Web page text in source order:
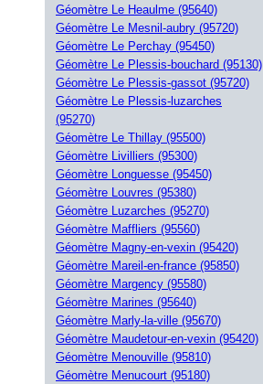
Géomètre Le Heaulme (95640)
Géomètre Le Mesnil-aubry (95720)
Géomètre Le Perchay (95450)
Géomètre Le Plessis-bouchard (95130)
Géomètre Le Plessis-gassot (95720)
Géomètre Le Plessis-luzarches
(95270)
Géomètre Le Thillay (95500)
Géomètre Livilliers (95300)
Géomètre Longuesse (95450)
Géomètre Louvres (95380)
Géomètre Luzarches (95270)
Géomètre Maffliers (95560)
Géomètre Magny-en-vexin (95420)
Géomètre Mareil-en-france (95850)
Géomètre Margency (95580)
Géomètre Marines (95640)
Géomètre Marly-la-ville (95670)
Géomètre Maudetour-en-vexin (95420)
Géomètre Menouville (95810)
Géomètre Menucourt (95180)